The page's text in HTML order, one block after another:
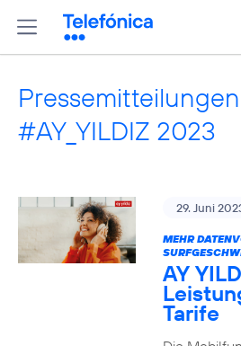
#AY_YILDIZ 2023
29. Juni
MEHR
AY
Tarife